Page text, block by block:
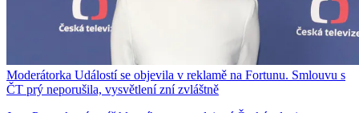
Moderátorka Událostí se objevila v reklamě na Fortunu. Smlouvu s
ČT prý neporušila, vysvětlení zní zvláštně